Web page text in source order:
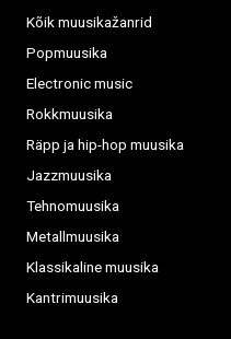
Kõik muusikažanrid
Popmuusika
Electronic music
Rokkmuusika
Räpp ja hip-hop muusika
Jazzmuusika
Tehnomuusika
Metallmuusika
Klassikaline muusika
Kantrimuusika